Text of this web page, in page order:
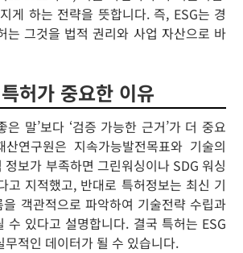
게 하는 전략을 뜻합니다. 즉, ESG는 경
는 그것을 법적 권리와 사업 자산으로 바
허가 중요한 이유
은 말’보다 ‘검증 가능한 근거’가 더 중요
산연구원은 지속가능발전목표와 기술의
정보가 부족하면 그린워싱이나 SDG 워싱
고 지적했고, 반대로 특허정보는 최신 기
객관적으로 파악하여 기술전략 수립과
수 있다고 설명합니다. 결국 특허는 ESG
무적인 데이터가 될 수 있습니다.